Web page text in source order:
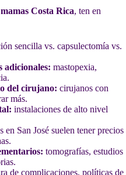
Costa Rica, ten en
sencilla vs. capsulectomía vs.
adicionales: mastopexia,
del cirujano: cirujanos con
más.
instalaciones de alto nivel
en San José suelen tener precios
tomografías, estudios
de complicaciones, políticas de